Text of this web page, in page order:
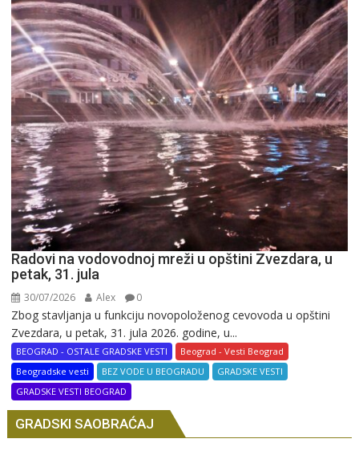
Radovi na vodovodnoj mreži u opštini Zvezdara, u
petak, 31. jula
30/07/2026 Alex 0
Zbog stavljanja u funkciju novopoloženog cevovoda u opštini
Zvezdara, u petak, 31. jula 2026. godine, u...
BEOGRAD - OSTALE GRADSKE VESTI
Beograd - Vesti Beograd
Beogradske vesti
BEZ VODE U BEOGRADU
GRADSKE VESTI
GRADSKE VESTI BEOGRAD
GRADSKI SAOBRAĆAJ